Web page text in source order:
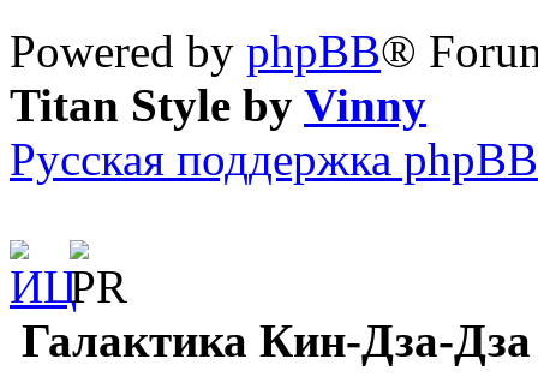
Powered by phpBB®
Titan Style by Vinny
Русская поддержка phpBB
Галактика Кин-Дза-Дза